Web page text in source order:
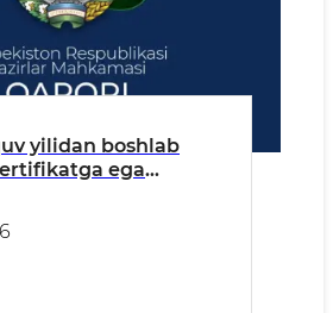
yilidan boshlab
ega